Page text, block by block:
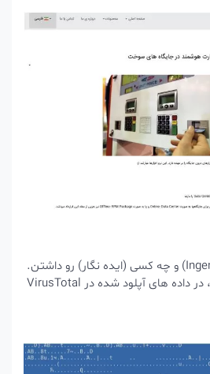
چه (مدل های Ingenico) و چه کسی (ایده نگار) رو داشتن.
بنابراین شروع به جستجو، در داده های آپلود شده در VirusTotal